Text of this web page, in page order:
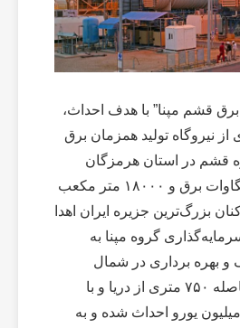
قشم مپنا” با هدف احداث،
از نیروگاه تولید همزمان برق
قشم در استان هرمزگان
تاسیس شد تا ۵۰ مگاوات برق و ۱۸۰۰۰ متر مکعب
بزرگ‌ترین جزیره ایران اهدا
گروه مپنا به
بهره برداری در شمال
جزیرۀ قشم و در فاصله ۷۵۰ متری از دریا و با
اختصاصِ هزینه ۶۵ میلیون یورو احداث شده و به